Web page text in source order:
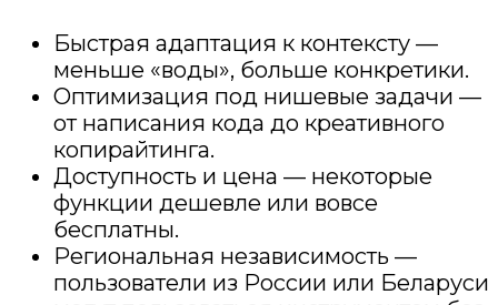
Быстрая адаптация к контексту —
меньше «воды», больше конкретики.
Оптимизация под нишевые задачи —
от написания кода до креативного
копирайтинга.
Доступность и цена — некоторые
функции дешевле или вовсе
бесплатны.
Региональная независимость —
пользователи из России или Беларуси